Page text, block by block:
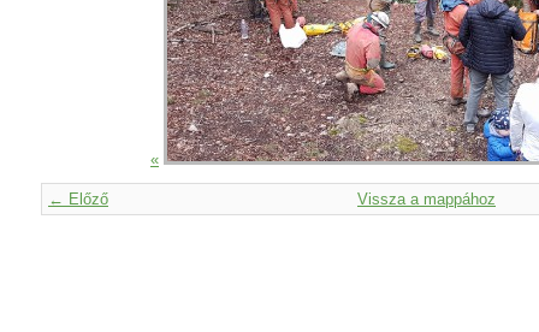
«
← Előző Vissza a mappához